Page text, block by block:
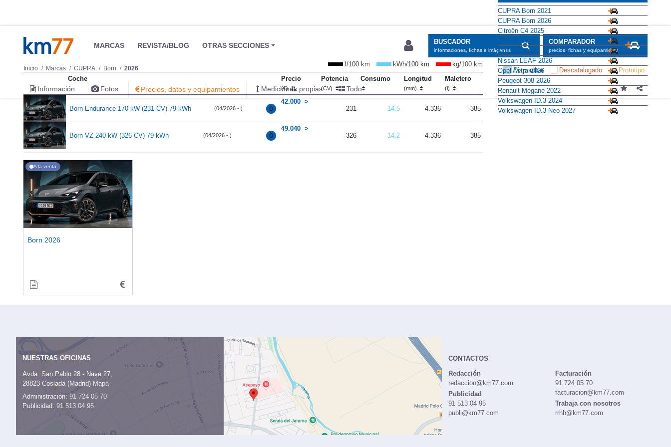
MARCAS REVISTA/BLOG OTRAS SECCIONES BUSCADOR
informaciones, fichas e imágenes
COMPARADOR
precios, fichas y equipamiento
Inicio Marcas CUPRA Born 2026 Disponible Descatalogado Prototipo
Información Fotos Precios, datos y equipamientos Mediciones propias Todo
l/100 km kWh/100 km
kg/100 km
Coche
Precio
(€)
Potencia
(CV)
Consumo Longitud
(mm)
Maletero
(l)
Born Endurance 170 kW (231 CV) 79 kWh (04/2026 - )
42.000
231
14,5 4.336 385
Born VZ 240 kW (326 CV) 79 kWh (04/2026 - )
49.040
326
14,2 4.336 385
A la venta
Born 2026
CUPRA Born 2021
CUPRA Born 2026
Citroën C4 2025
DS N°4 2026
KIA EV4 2025
Nissan LEAF 2026
Opel Astra 2026
Peugeot 308 2026
Renault Mégane 2022
Volkswagen ID.3 2024
Volkswagen ID.3 Neo 2027
NUESTRAS OFICINAS
Avda. San Pablo 28 - Nave 27,
28823 Coslada (Madrid) Mapa
Administración:91 724 05 70
Publicidad: 91 513 04 95
CONTACTOS
Redacción
redaccion@km77.com
Publicidad
91 513 04 95
publi@km77.com
Facturación
91 724 05 70
facturacion@km77.com
Trabaja con nosotros
rrhh@km77.com